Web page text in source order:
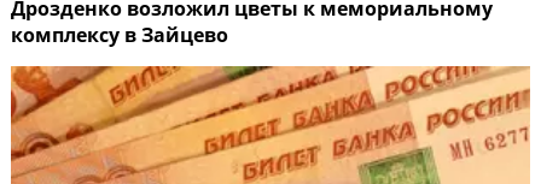
Дрозденко возложил цветы к мемориальному
комплексу в Зайцево